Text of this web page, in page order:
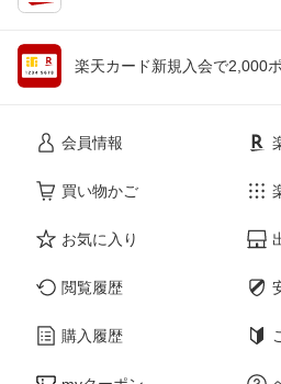
楽天カード新規入会で2,000
会員情報
買い物かご
お気に入り
閲覧履歴
購入履歴